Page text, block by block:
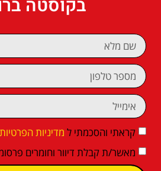
בקוסטה
קראתי והסכמתי ל מדיניות הפרטיות
מאשר/ת קבלת דיוור וחומרים